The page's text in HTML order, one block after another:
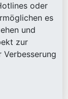
oder
es
und
zur